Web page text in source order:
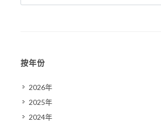
按年份
2026年
2025年
2024年